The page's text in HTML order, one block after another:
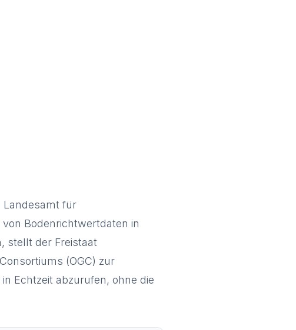
Landesamt für
Bodenrichtwertdaten in
stellt der Freistaat
(OGC) zur
Echtzeit abzurufen, ohne die